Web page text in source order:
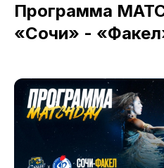
Программа
«Сочи» -